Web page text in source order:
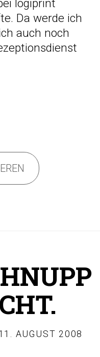
logiprint
Da werde ich
auch noch
AUGUST 2008